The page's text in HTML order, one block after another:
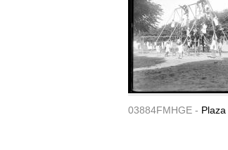
03884FMHGE -